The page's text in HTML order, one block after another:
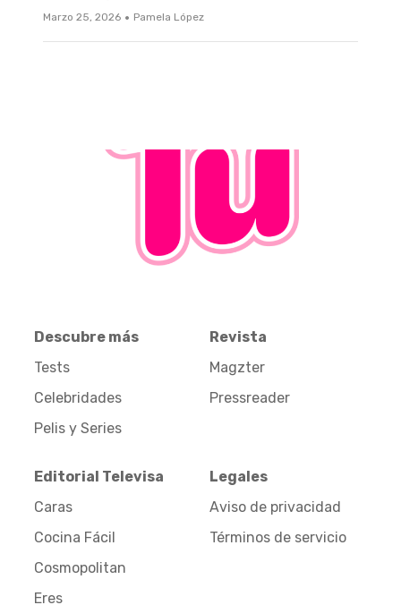
Marzo 25, 2026 · Pamela López
Descubre más
Tests
Celebridades
Pelis y Series
Revista
Magzter
Pressreader
Editorial Televisa
Caras
Cocina Fácil
Cosmopolitan
Eres
Legales
Aviso de privacidad
Términos de servicio